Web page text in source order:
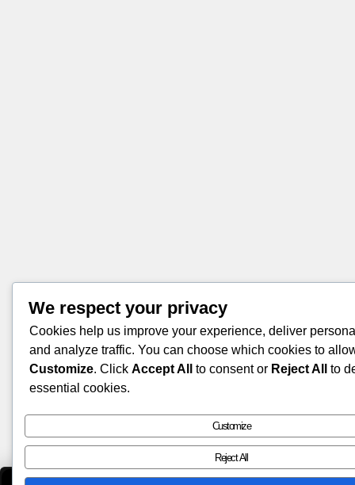
We respect your privacy
Cookies help us improve your experience, deliver
and analyze traffic. You can choose which cookies to
Customize. Click Accept All to consent or Reject All
to
essential cookies.
Customize
Reject All